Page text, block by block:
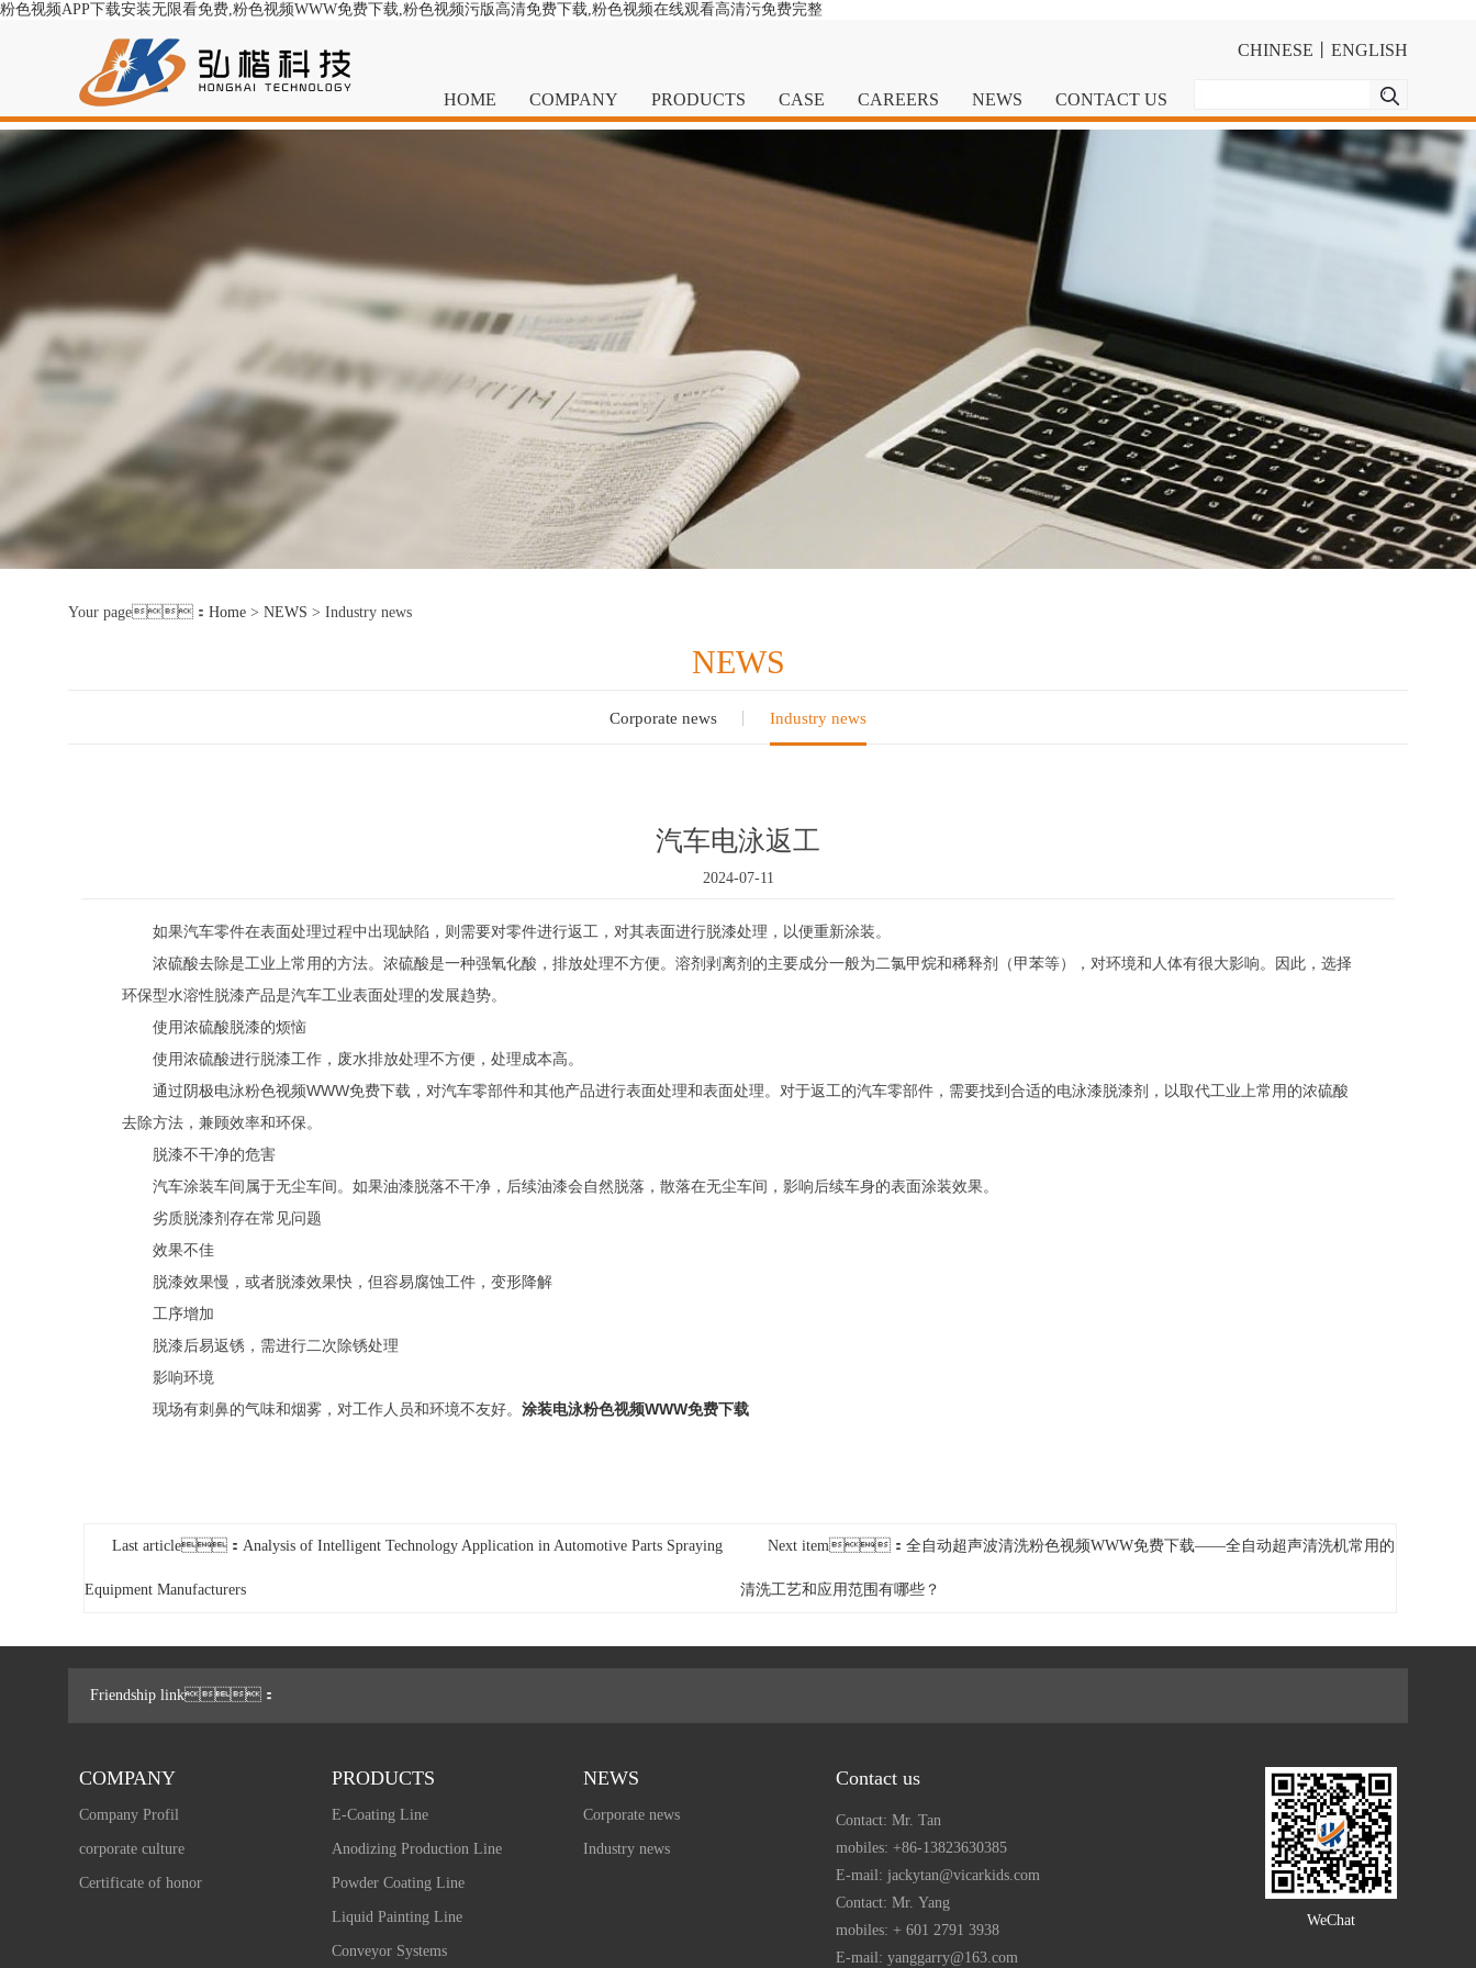
粉色视频APP下载安装无限看免费,粉色视频WWW免费下载,粉色视频污版高清免费下载,粉色视频在线观看高清污免费完整
HOME COMPANY PRODUCTS CASE CAREERS NEWS CONTACT US
CHINESE ENGLISH
Your page： Home > NEWS > Industry news
NEWS
Corporate news Industry news
汽车电泳返工
2024-07-11
如果汽车零件在表面处理过程中出现缺陷，则需要对零件进行返工，对其表面进行脱漆处理，以便重新涂装。
浓硫酸去除是工业上常用的方法。浓硫酸是一种强氧化酸，排放处理不方便。溶剂剥离剂的主要成分一般为二氯甲烷和稀释剂（甲苯等），对环境和人体有很大影响。因此，选择
环保型水溶性脱漆产品是汽车工业表面处理的发展趋势。
使用浓硫酸脱漆的烦恼
使用浓硫酸进行脱漆工作，废水排放处理不方便，处理成本高。
通过阴极电泳粉色视频WWW免费下载，对汽车零部件和其他产品进行表面处理和表面处理。对于返工的汽车零部件，需要找到合适的电泳漆脱漆剂，以取代工业上常用的浓硫酸
去除方法，兼顾效率和环保。
脱漆不干净的危害
汽车涂装车间属于无尘车间。如果油漆脱落不干净，后续油漆会自然脱落，散落在无尘车间，影响后续车身的表面涂装效果。
劣质脱漆剂存在常见问题
效果不佳
脱漆效果慢，或者脱漆效果快，但容易腐蚀工件，变形降解
工序增加
脱漆后易返锈，需进行二次除锈处理
影响环境
现场有刺鼻的气味和烟雾，对工作人员和环境不友好。 涂装电泳粉色视频WWW免费下载
Last article：Analysis of Intelligent Technology Application in Automotive Parts Spraying
Equipment Manufacturers
Next item：全自动超声波清洗粉色视频WWW免费下载——全自动超声清洗机常用的
清洗工艺和应用范围有哪些？
Friendship link：
COMPANY
Company Profil
corporate culture
Certificate of honor
PRODUCTS
E-Coating Line
Anodizing Production Line
Powder Coating Line
Liquid Painting Line
Conveyor Systems
NEWS
Corporate news
Industry news
Contact us
Contact: Mr. Tan
mobiles: +86-13823630385
E-mail: jackytan@vicarkids.com
Contact: Mr. Yang
mobiles: + 601 2791 3938
E-mail: yanggarry@163.com
WeChat